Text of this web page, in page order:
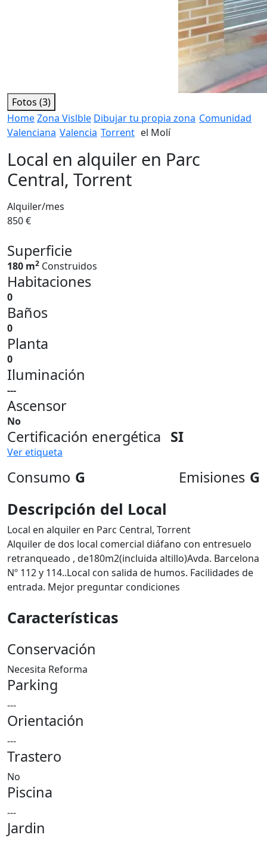
Fotos (3)
HomeZona Vislble Dibujar tu propia zona Comunidad
Valenciana Valencia Torrent el Molí
Local en alquiler en Parc
Central, Torrent
Alquiler/mes
850 €
Superficie
180 m2 Construidos
Habitaciones
0
Baños
0
Planta
0
Iluminación
---
Ascensor
No
Certificación energética SI
Ver etiqueta
Consumo G Emisiones G
Descripción del Local
Local en alquiler en Parc Central, Torrent
Alquiler de dos local comercial diáfano con entresuelo
retranqueado , de180m2(incluida altillo)Avda. Barcelona
Nº 112 y 114..Local con salida de humos. Facilidades de
entrada. Mejor preguntar condiciones
Características
Conservación
Necesita Reforma
Parking
---
Orientación
---
Trastero
No
Piscina
---
Jardin